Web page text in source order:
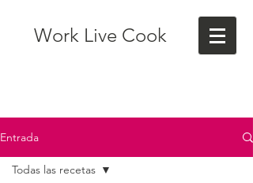
Work Live Cook
Entrada
Todas las recetas